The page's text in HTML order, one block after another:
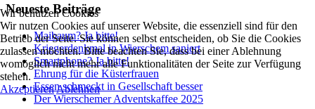
Neueste Beiträge
Maibaum? Ja bitte!
Kriegerdenkmal in Wierschem saniert
Smartphone? Ja bitte!
Ehrung für die Küsterfrauen
Essen schmeckt in Gesellschaft besser
Der Wierschemer Adventskaffee 2025
Wir benutzen Cookies
Wir nutzen Cookies auf unserer Website, die essenziell sind für den
Betrieb der Seite. Sie können selbst entscheiden, ob Sie die Cookies
zulassen möchten. Bitte beachten Sie, dass bei einer Ablehnung
womöglich nicht mehr alle Funktionalitäten der Seite zur Verfügung
stehen.
AkzeptierenAblehnen